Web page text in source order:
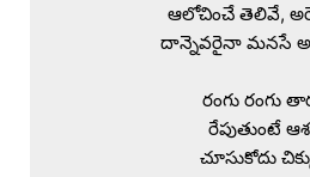
ఆలోచించే తెలివే,
దాన్నెవరైనా మనసే
రంగు రంగు
రేపుతుంటే
చూసుకోదు